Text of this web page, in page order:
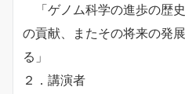
「ゲノム科学の進歩の歴
の貢献、またその将来の発
る」
２．講演者